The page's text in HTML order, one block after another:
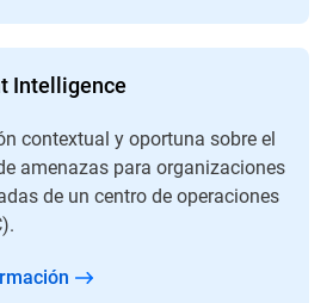
Intelligence
contextual y oportuna sobre el
amenazas para organizaciones
de un centro de operaciones